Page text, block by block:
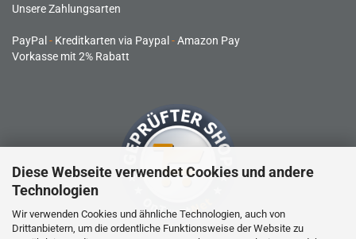
Diese Webseite verwendet Cookies und andere
Technologien
Wir verwenden Cookies und ähnliche Technologien, auch von
Drittanbietern, um die ordentliche Funktionsweise der Website zu
Unsere Zahlungsarten
PayPal - Kreditkarten via Paypal -Amazon Pay
Vorkasse mit 2% Rabatt